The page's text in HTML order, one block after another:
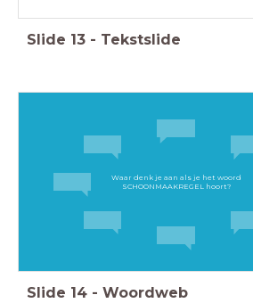
Slide 13 - Tekstslide
Waar denk je aan als je het woord
SCHOONMAAKREGEL hoort?
Slide 14 - Woordweb